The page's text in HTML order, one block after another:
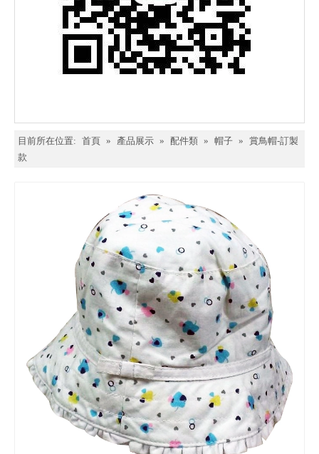
目前所在位置: 首頁 » 產品展示 » 配件類 » 帽子 » 賞鳥帽-訂製
款